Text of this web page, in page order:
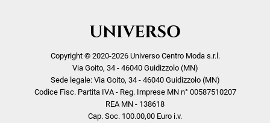
Copyright © 2020-2026 Universo Centro Moda s.r.l.
Via Goito, 34 - 46040 Guidizzolo (MN)
Sede legale: Via Goito, 34 - 46040 Guidizzolo (MN)
Codice Fisc. Partita IVA - Reg. Imprese MN n° 00587510207
REA MN - 138618
Cap. Soc. 100.00,00 Euro i.v.